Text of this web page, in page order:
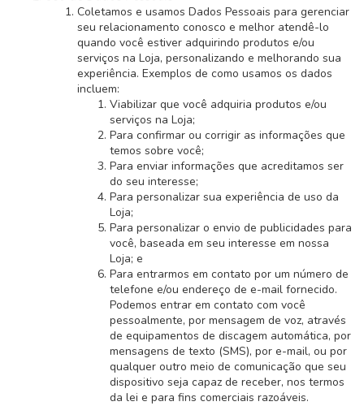
Coletamos e usamos Dados Pessoais para gerenciar
seu relacionamento conosco e melhor atendê-lo
quando você estiver adquirindo produtos e/ou
serviços na Loja, personalizando e melhorando sua
experiência. Exemplos de como usamos os dados
incluem:
Viabilizar que você adquiria produtos e/ou
serviços na Loja;
Para confirmar ou corrigir as informações que
temos sobre você;
Para enviar informações que acreditamos ser
do seu interesse;
Para personalizar sua experiência de uso da
Loja;
Para personalizar o envio de publicidades para
você, baseada em seu interesse em nossa
Loja; e
Para entrarmos em contato por um número de
telefone e/ou endereço de e-mail fornecido.
Podemos entrar em contato com você
pessoalmente, por mensagem de voz, através
de equipamentos de discagem automática, por
mensagens de texto (SMS), por e-mail, ou por
qualquer outro meio de comunicação que seu
dispositivo seja capaz de receber, nos termos
da lei e para fins comerciais razoáveis.